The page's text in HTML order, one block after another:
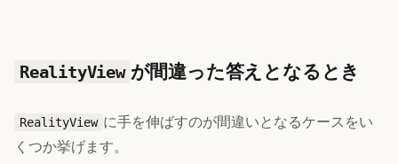
RealityView が間違った答えとなるとき
RealityView に手を伸ばすのが間違いとなるケースをい
くつか挙げます。